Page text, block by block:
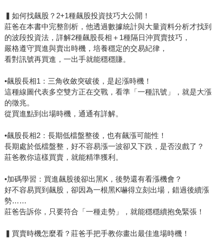
▍如何找飆股？2+1種飆股投資技巧大公開！
莊爸在本書中完整剖析，他透過數據統計與大量資料分析才找到
的波段投資法，詳解2種飆股長相＋1種隔日沖買賣技巧，
嚴格遵守買進與賣出時機，培養穩定的交易紀律，
看對訊號再買進，一出手就能穩穩賺。
•飆股長相1：三角收斂突破後，是起漲時機！
這種線圖代表多空雙方正在交戰，看準「一種訊號」，就是大漲
的徵兆。
從買進點到出場時機，通通有詳解。
•飆股長相2：長期低檔盤整後，也有飆漲可能性！
長期處於低檔盤整，好不容易漲一波卻又下跌，是否沒戲了？
莊爸教你這樣買賣，就能精準獲利。
•加碼學習：買進飆股後卻出黑K，後勢還有看漲機會？
好不容易買到飆股，卻因為一根黑K嚇得立刻出場，錯過後續漲
勢……
莊爸告訴你，只要符合「一種走勢」，就能穩穩續抱免緊張！
▍買賣時機怎麼看？莊爸手把手教你畫出最佳進場時機！